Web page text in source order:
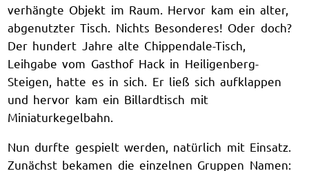
verhängte Objekt im Raum. Hervor kam ein alter,
abgenutzter Tisch. Nichts Besonderes! Oder doch?
Der hundert Jahre alte Chippendale-Tisch,
Leihgabe vom Gasthof Hack in Heiligenberg-
Steigen, hatte es in sich. Er ließ sich aufklappen
und hervor kam ein Billardtisch mit
Miniaturkegelbahn.
Nun durfte gespielt werden, natürlich mit Einsatz.
Zunächst bekamen die einzelnen Gruppen Namen: